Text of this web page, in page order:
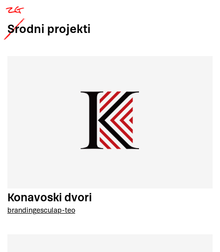
Srodni projekti
Konavoski dvori
brandingesculap-teo